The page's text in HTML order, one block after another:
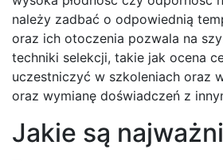
należy zadbać o odpowiednią
oraz ich otoczenia pozwala na
techniki selekcji, takie jak ocena
uczestniczyć w szkoleniach oraz
oraz wymianę doświadczeń z
Jakie są